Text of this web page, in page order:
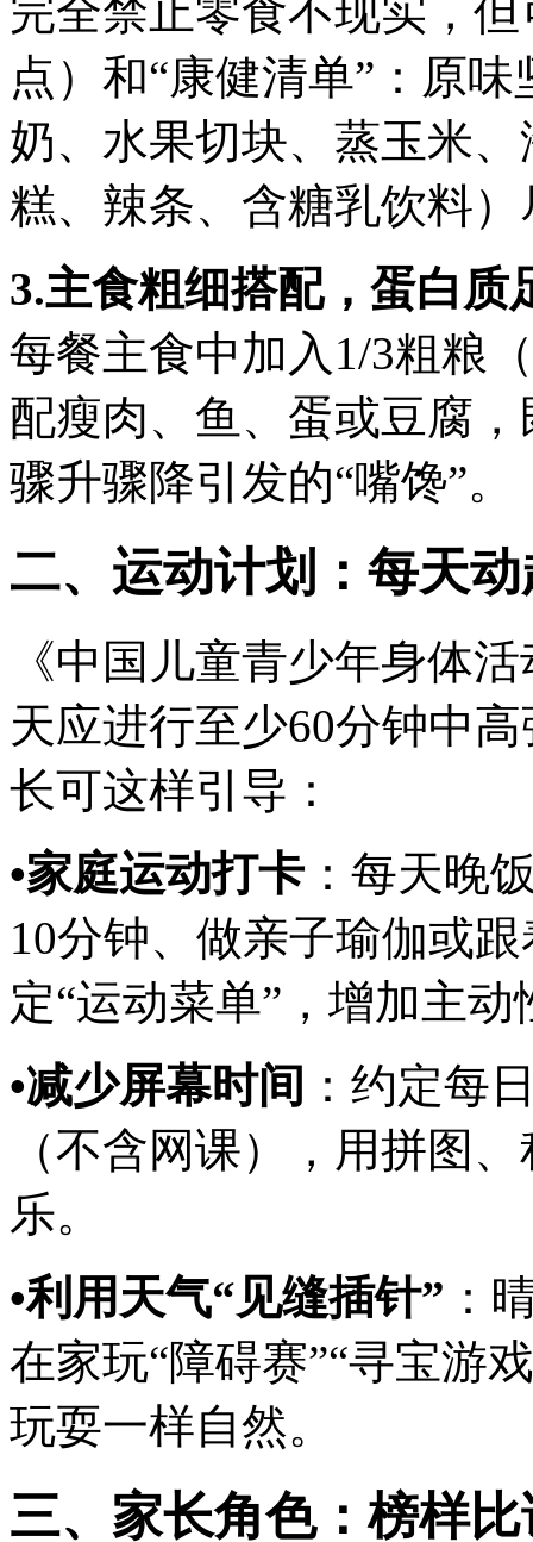
完全禁止零食不现实，
点）和“康健清单”：原
奶、水果切块、蒸玉米
糕、辣条、含糖乳饮料
3.主食粗细搭配，蛋白质
每餐主食中加入1/3粗粮
配瘦肉、鱼、蛋或豆腐
骤升骤降引发的“嘴馋”。
二、运动计划：每天
《中国儿童青少年身体
天应进行至少60分钟中
长可这样引导：
•家庭运动打卡 ：每天晚
10分钟、做亲子瑜伽或
定“运动菜单”，增加主动
•减少屏幕时间 ：约定每
（不含网课），用拼图
乐。
•利用天气“见缝插针” ：
在家玩“障碍赛”“寻宝游
玩耍一样自然。
三、家长角色：榜样